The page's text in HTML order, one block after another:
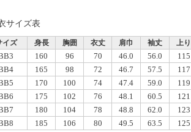
サイズ表
イズ 身長 胸囲 衣丈 肩巾 袖丈 上り
160 96 70 46.0 56.0
115
165 98 72 46.7 57.5
117
170 100 74 47.4 59.0
119
175 102 76 48.1 60.5
121
180 104 78 48.8 62.0
123
185 106 80 49.5 63.5 125